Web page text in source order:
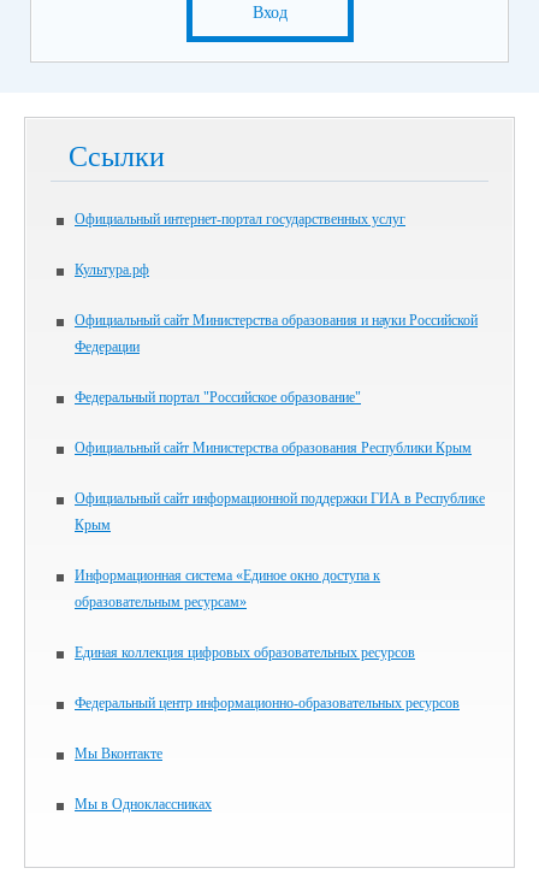
Вход
Ссылки
Официальный интернет-портал государственных услуг
Культура.рф
Официальный сайт Министерства образования и науки Российской
Федерации
Федеральный портал "Российское образование"
Официальный сайт Министерства образования Республики Крым
Официальный сайт информационной поддержки ГИА в Республике
Крым
Информационная система «Единое окно доступа к
образовательным ресурсам»
Единая коллекция цифровых образовательных ресурсов
Федеральный центр информационно-образовательных ресурсов
Мы Вконтакте
Мы в Одноклассниках